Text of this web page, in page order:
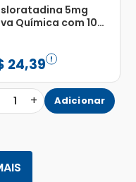
5mg
Química com 10
24,39
1 + Adicionar